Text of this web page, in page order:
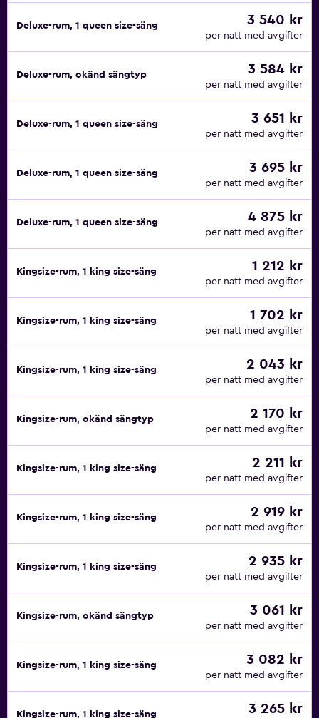
Deluxe-rum, 1 queen size-säng 3 540 kr
per natt med avgifter
Deluxe-rum, okänd sängtyp 3 584 kr
per natt med avgifter
Deluxe-rum, 1 queen size-säng 3 651 kr
per natt med avgifter
Deluxe-rum, 1 queen size-säng 3 695 kr
per natt med avgifter
Deluxe-rum, 1 queen size-säng 4 875 kr
per natt med avgifter
Kingsize-rum, 1 king size-säng 1 212 kr
per natt med avgifter
Kingsize-rum, 1 king size-säng 1 702 kr
per natt med avgifter
Kingsize-rum, 1 king size-säng 2 043 kr
per natt med avgifter
Kingsize-rum, okänd sängtyp 2 170 kr
per natt med avgifter
Kingsize-rum, 1 king size-säng 2 211 kr
per natt med avgifter
Kingsize-rum, 1 king size-säng 2 919 kr
per natt med avgifter
Kingsize-rum, 1 king size-säng 2 935 kr
per natt med avgifter
Kingsize-rum, okänd sängtyp 3 061 kr
per natt med avgifter
Kingsize-rum, 1 king size-säng 3 082 kr
per natt med avgifter
Kingsize-rum, 1 king size-säng 3 265 kr